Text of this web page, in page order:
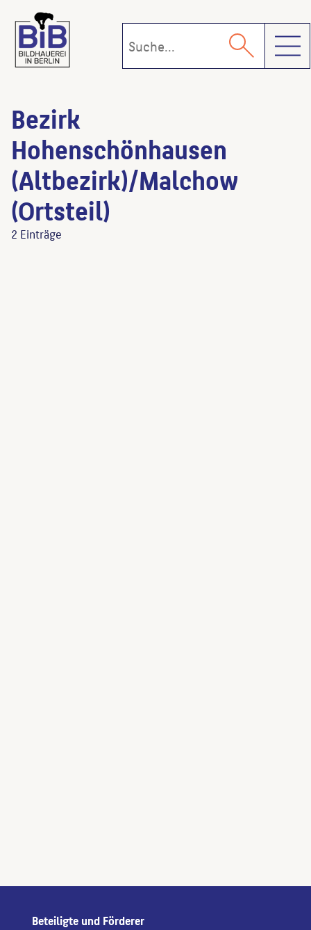
Bezirk
Hohenschönhausen
(Altbezirk)/Malchow
(Ortsteil)
2 Einträge
Beteiligte und Förderer